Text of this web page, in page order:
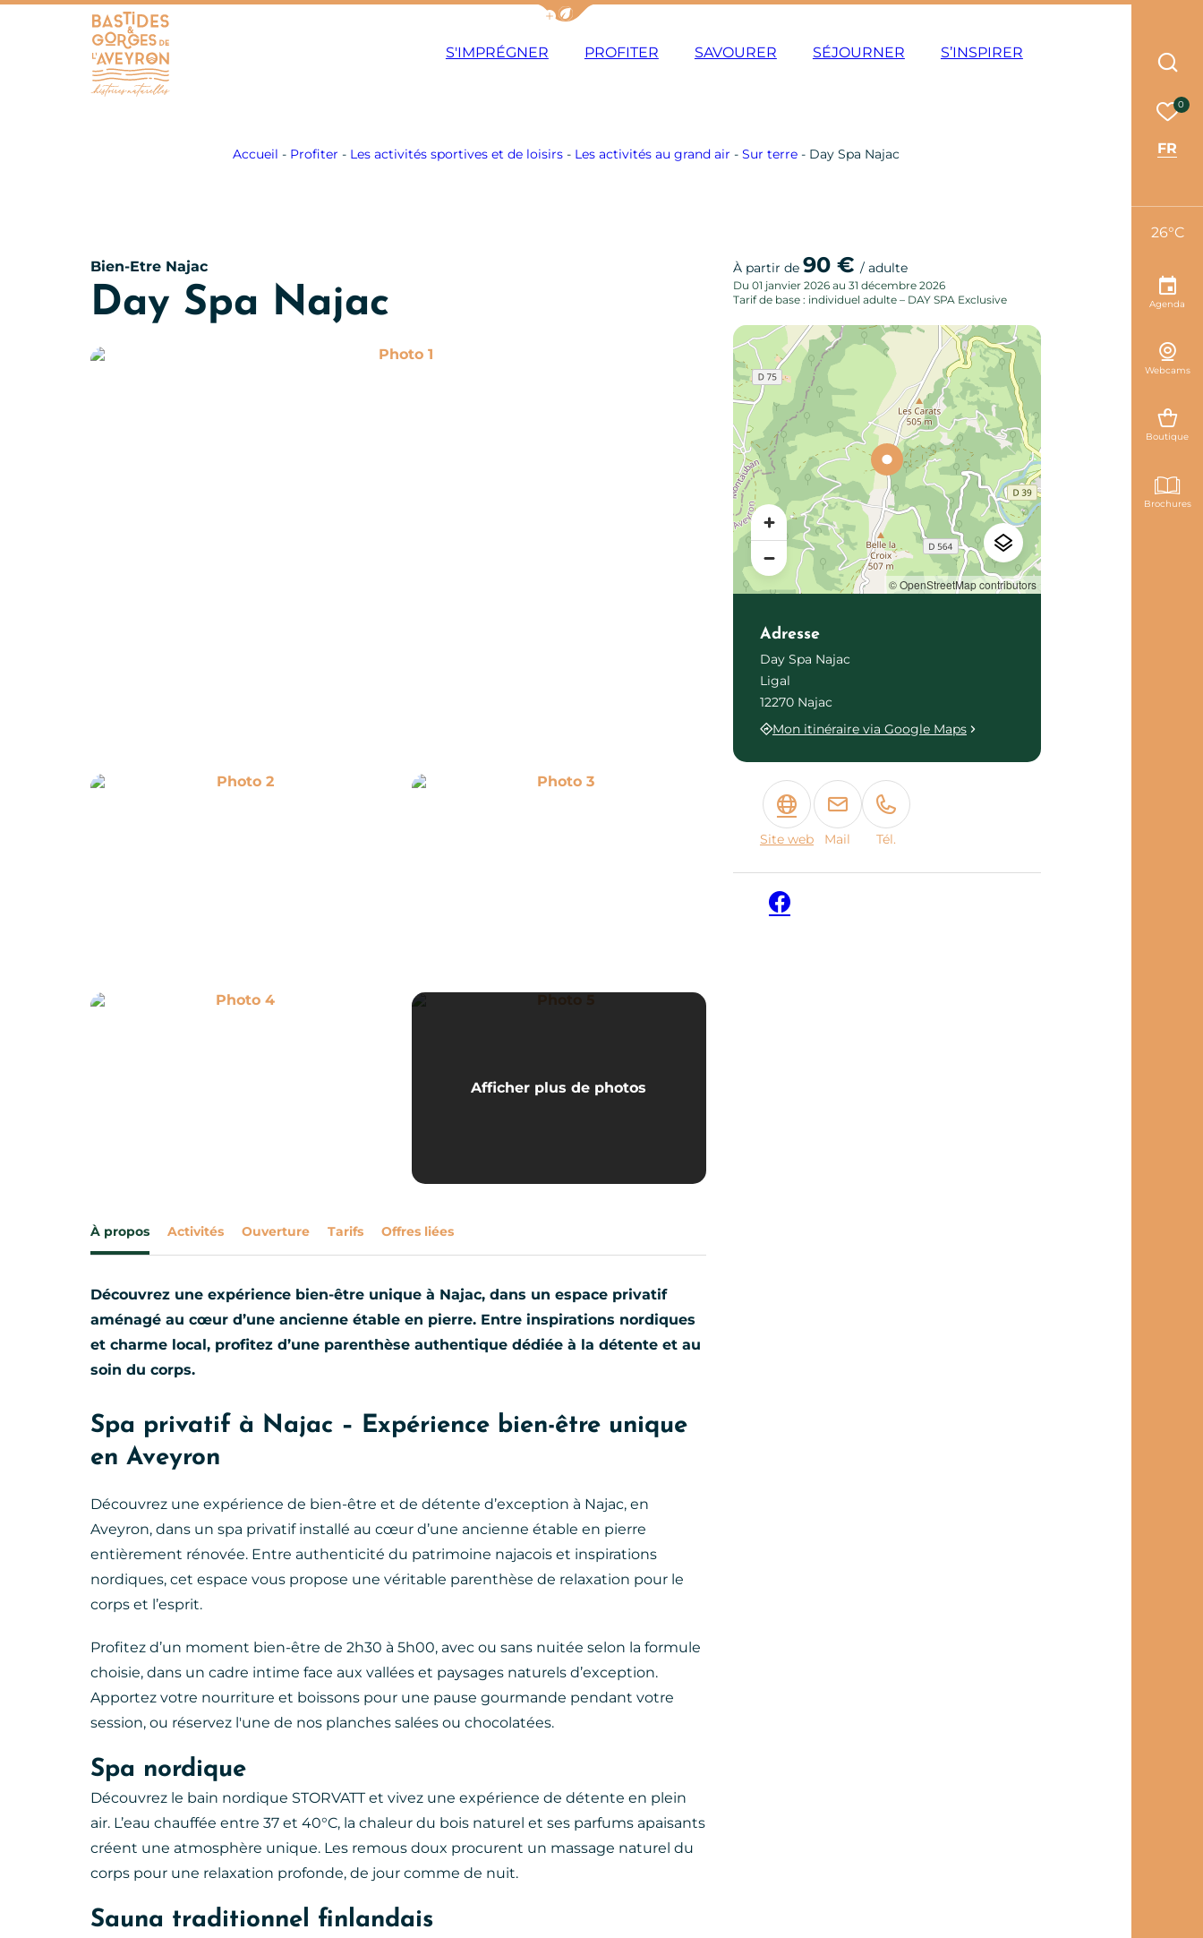
Afficher la barre de navigation du mode éco
S'IMPRÉGNER PROFITER SAVOURER SÉJOURNER S’INSPIRER
Accueil - Profiter - Les activités sportives et de loisirs- Les activités au grand air - Sur terre- Day Spa Najac
0
FR
26°C
Agenda
Webcams
Boutique
Brochures
Bien-Etre Najac
Day Spa Najac
Photo 1
Photo 2 Photo 3
Photo 4
Afficher plus de photos
À propos Activités Ouverture Tarifs Offres liées
Découvrez une expérience bien-être unique à Najac, dans un espace privatif
aménagé au cœur d’une ancienne étable en pierre. Entre inspirations nordiques
et charme local, profitez d’une parenthèse authentique dédiée à la détente et au
soin du corps.
Spa privatif à Najac – Expérience bien-être unique
en Aveyron
Découvrez une expérience de bien-être et de détente d’exception à Najac, en
Aveyron, dans un spa privatif installé au cœur d’une ancienne étable en pierre
entièrement rénovée. Entre authenticité du patrimoine najacois et inspirations
nordiques, cet espace vous propose une véritable parenthèse de relaxation pour le
corps et l’esprit.
Profitez d’un moment bien-être de 2h30 à 5h00, avec ou sans nuitée selon la formule
choisie, dans un cadre intime face aux vallées et paysages naturels d’exception.
Apportez votre nourriture et boissons pour une pause gourmande pendant votre
session, ou réservez l'une de nos planches salées ou chocolatées.
Spa nordique
Découvrez le bain nordique STORVATT et vivez une expérience de détente en plein
air. L’eau chauffée entre 37 et 40°C, la chaleur du bois naturel et ses parfums apaisants
créent une atmosphère unique. Les remous doux procurent un massage naturel du
corps pour une relaxation profonde, de jour comme de nuit.
Sauna traditionnel finlandais
À partir de 90 € / adulte
Du 01 janvier 2026 au 31 décembre 2026
Tarif de base : individuel adulte – DAY SPA Exclusive
© OpenStreetMap contributors
Adresse
Day Spa Najac
Ligal
12270 Najac
Mon itinéraire via Google Maps
Site web Mail Tél.
Facebook